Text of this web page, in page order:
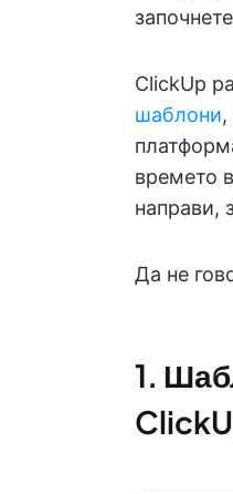
ClickUp
шаблони
времето
направи,
Да не
1.